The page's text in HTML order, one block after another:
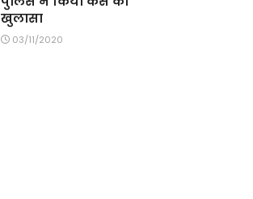
खुलासा
03/11/2020